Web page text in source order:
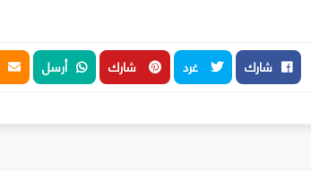
شارك غرد شارك أرسل